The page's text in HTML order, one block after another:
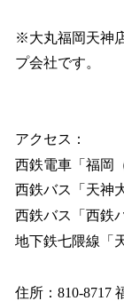
※大丸福岡天神
プ会社です。
アクセス：
西鉄電車「福岡
西鉄バス「天神
西鉄バス「西鉄
地下鉄七隈線「
住所：810-8717